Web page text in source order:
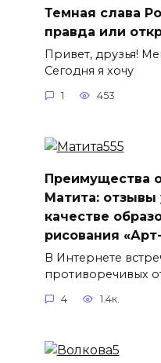
Темная слава
правда или
Привет, друзья!
Сегодня я хочу
1 453
Преимущества
Матита: отзывы
качестве
рисования
В Интернете
противоречивых
4 1.4к.